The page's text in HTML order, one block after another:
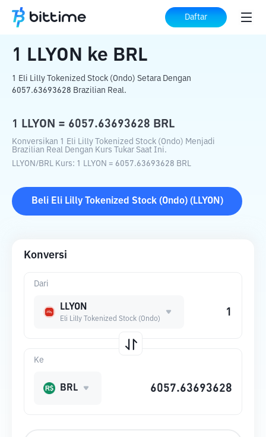
Daftar
Beranda Konverter Kripto LLYON BRL
1 LLYON ke BRL
1 Eli Lilly Tokenized Stock (Ondo) Setara Dengan
6057.63693628 Brazilian Real.
1 LLYON = 6057.63693628 BRL
Konversikan 1 Eli Lilly Tokenized Stock (Ondo) Menjadi
Brazilian Real Dengan Kurs Tukar Saat Ini.
LLYON/BRL Kurs: 1 LLYON = 6057.63693628 BRL
Beli Eli Lilly Tokenized Stock (Ondo)( LLYON )
Konversi
Dari
LLYON
Eli Lilly Tokenized Stock (Ondo)
Ke
BRL